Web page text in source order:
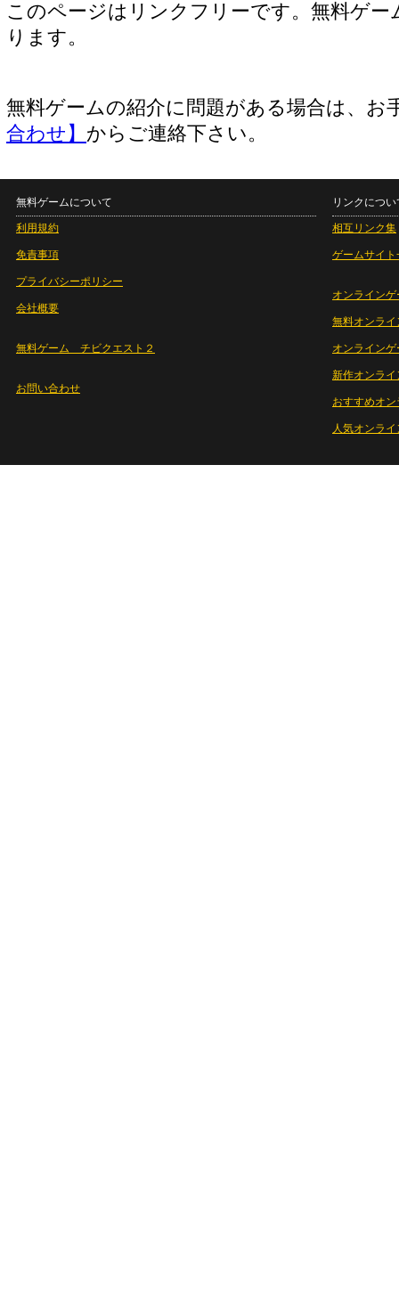
このページはリンクフリーです。無料ゲー
ります。
無料ゲームの紹介に問題がある場合は、お
合わせ】 からご連絡下さい。
無料ゲームについて
利用規約
免責事項
プライバシーポリシー
会社概要
無料ゲーム チビクエスト２
お問い合わせ
リンクについ
相互リンク集
ゲームサイト
オンラインゲ
無料オンライ
オンライン
新作オンライ
おすすめオ
人気オンラ